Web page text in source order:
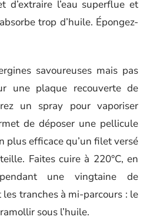
d’extraire l’eau superflue et
trop d’huile. Épongez-
savoureuses mais pas
une plaque recouverte de
un spray pour vaporiser
de déposer une pellicule
plus efficace qu’un filet versé
Faites cuire à 220°C, en
une vingtaine de
tranches à mi-parcours : le
sous l’huile.